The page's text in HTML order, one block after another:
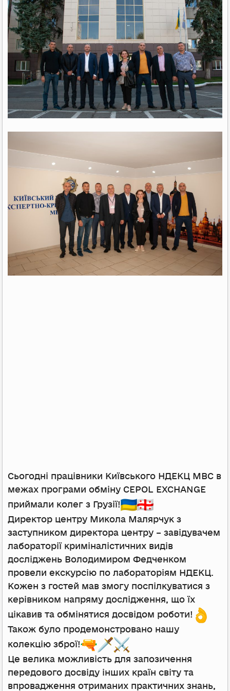
Сьогодні працівники Київського НДЕКЦ МВС в
межах програми обміну CEPOL EXCHANGE
приймали колег з Грузії!
Директор центру Микола Малярчук з
заступником директора центру – завідувачем
лабораторії криміналістичних видів
досліджень Володимиром Федченком
провели екскурсію по лабораторіям НДЕКЦ.
Кожен з гостей мав змогу поспілкуватися з
керівником напряму дослідження, що їх
цікавив та обмінятися досвідом роботи!
Також було продемонстровано нашу
колекцію зброї!
Це велика можливість для запозичення
передового досвіду інших країн світу та
впровадження отриманих практичних знань,